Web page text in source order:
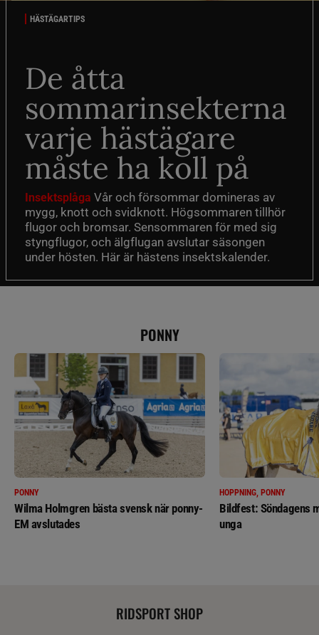
HÄSTÄGARTIPS
De åtta
sommarinsekterna
varje hästägare
måste ha koll på
Insektsplåga Vår och försommar domineras av
mygg, knott och svidknott. Högsommaren tillhör
flugor och bromsar. Sensommaren för med sig
styngflugor, och älgflugan avslutar säsongen
under hösten. Här är hästens insektskalender.
PONNY
PONNY
Wilma Holmgren bästa svensk när ponny-
EM avslutades
HOPPNING, PONNY
Bildfest: Söndagens
unga
RIDSPORT SHOP